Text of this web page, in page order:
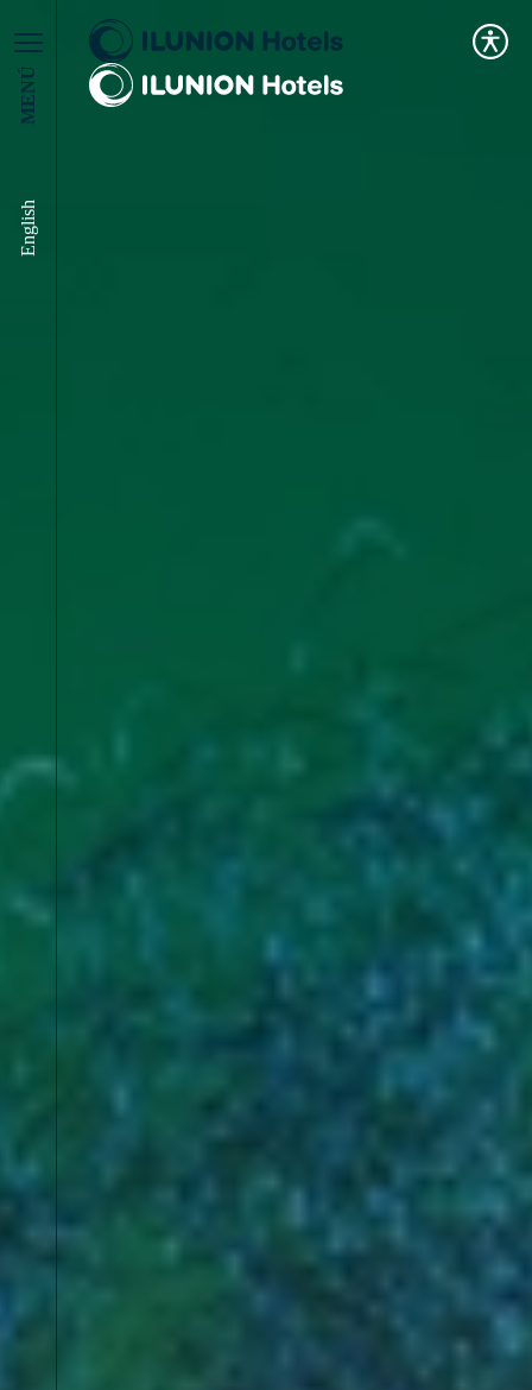
MENÚ
English